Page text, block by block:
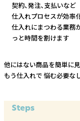
契約、発注、支払いなど
仕入れプロセスが効率
仕入れにまつわる業務
っと時間を割けます
他にはない商品を簡単に
もう仕入れで 悩む必要な
Steps